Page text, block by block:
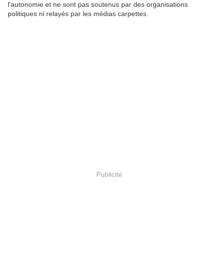
l'autonomie et ne sont pas soutenus par des organisations
politiques ni relayés par les médias carpettes.
Publicité